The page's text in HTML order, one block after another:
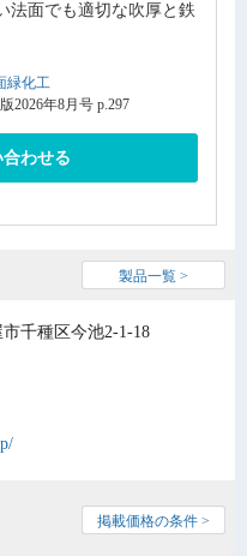
法面でも適切な吹厚と鉄
緑化工
2026年8月号 p.297
わせる
製品一覧 >
千種区今池2-1-18
掲載価格の条件 >